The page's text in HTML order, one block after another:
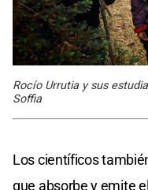
Rocío Urrutia y sus
Soffia
Los científicos
que absorbe y emite